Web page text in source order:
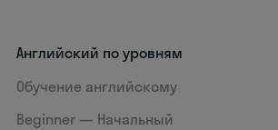
Английский по уровням
Обучение английскому
Beginner — Начальный